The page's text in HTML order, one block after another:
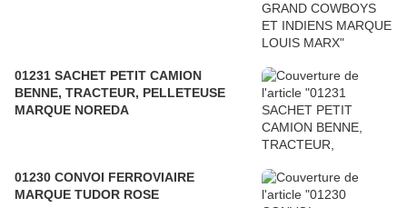
01231 SACHET PETIT CAMION
BENNE, TRACTEUR, PELLETEUSE
MARQUE NOREDA
01230 CONVOI FERROVIAIRE
MARQUE TUDOR ROSE